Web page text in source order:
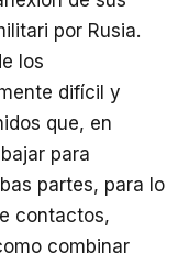
por Rusia.
los
difícil y
que, en
para
partes, para lo
contactos,
combinar